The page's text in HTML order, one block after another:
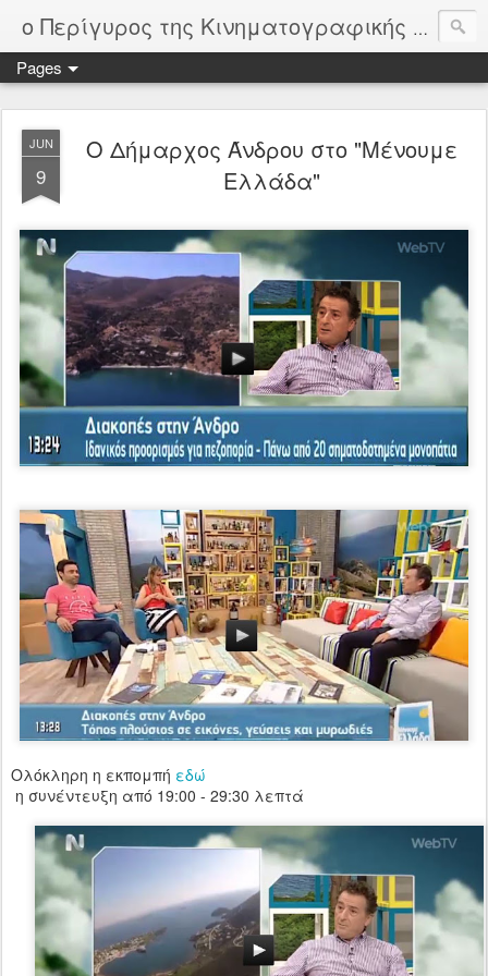
ο Περίγυρος της Κινηματογραφικής Λέσχης Άνδρου
Pages
JUN
9
Ο Δήμαρχος Άνδρου στο "Μένουμε
Ελλάδα"
Ολόκληρη η εκπομπή εδώ
η συνέντευξη από 19:00 - 29:30 λεπτά